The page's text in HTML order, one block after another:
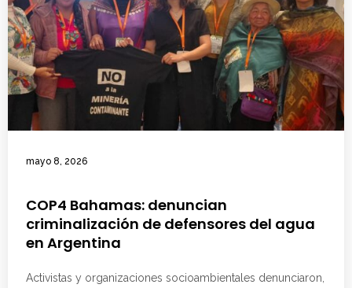
mayo 8, 2026
COP4 Bahamas: denuncian
criminalización de defensores del agua
en Argentina
Activistas y organizaciones socioambientales denunciaron,